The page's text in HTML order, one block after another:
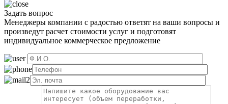
Задать вопрос
Менеджеры компании с радостью ответят на ваши вопросы и
произведут расчет стоимости услуг и подготовят
индивидуальное коммерческое предложение